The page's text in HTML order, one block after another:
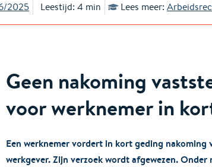
2025 Leestijd: 4 min Lees meer:
Geen nakoming
voor werknemer in
Een werknemer vordert in kort geding
werkgever. Zijn verzoek wordt afgewezen.